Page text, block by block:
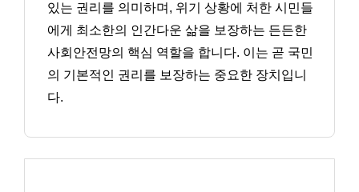
있는 권리를 의미하며, 위기 상황에 처한 시민들
에게 최소한의 인간다운 삶을 보장하는 든든한
사회안전망의 핵심 역할을 합니다. 이는 곧 국민
의 기본적인 권리를 보장하는 중요한 장치입니
다.